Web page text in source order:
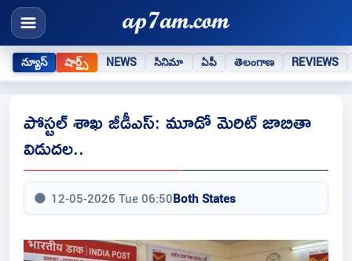
న్యూస్ షార్ట్స్ NEWS సినిమా ఏపీ తెలంగాణ REVIEWS
పోస్టల్ శాఖ జీడీఎస్: మూడో మెరిట్ జాబితా
విడుదల..
12-05-2026 Tue 06:50Both States